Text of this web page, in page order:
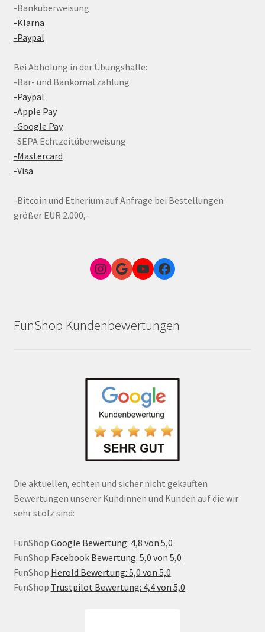
-Banküberweisung
-Klarna
-Paypal
Bei Abholung in der Übungshalle:
-Bar- und Bankomatzahlung
-Paypal
-Apple Pay
-Google Pay
-SEPA Echtzeitüberweisung
-Mastercard
-Visa
-Bitcoin und Etherium auf Anfrage bei Bestellungen
größer EUR 2.000,-
Instagram
Google Link zum FunShop WienYouTubeFacebook
FunShop Kundenbewertungen
Die aktuellen, echten und sicher nicht gekauften
Bewertungen unserer Kundinnen und Kunden auf die wir
sehr stolz sind:
FunShop Google Bewertung: 4,8 von 5,0
FunShop Facebook Bewertung: 5,0 von 5,0
FunShop Herold Bewertung: 5,0 von 5,0
FunShop Trustpilot Bewertung: 4,4 von 5,0